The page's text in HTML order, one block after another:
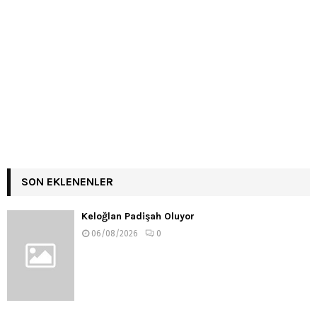
SON EKLENENLER
Keloğlan Padişah Oluyor
06/08/2026 0